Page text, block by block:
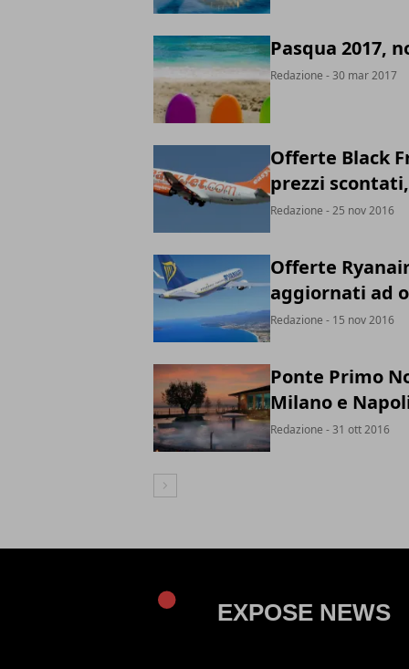
Pasqua 2017,
Redazione - 30 mar 2017
Offerte Black
prezzi
Redazione - 25 nov 2016
Offerte
aggiornati ad
Redazione - 15 nov 2016
Ponte Primo
Milano e
Redazione - 31 ott 2016
Articolo Successivo